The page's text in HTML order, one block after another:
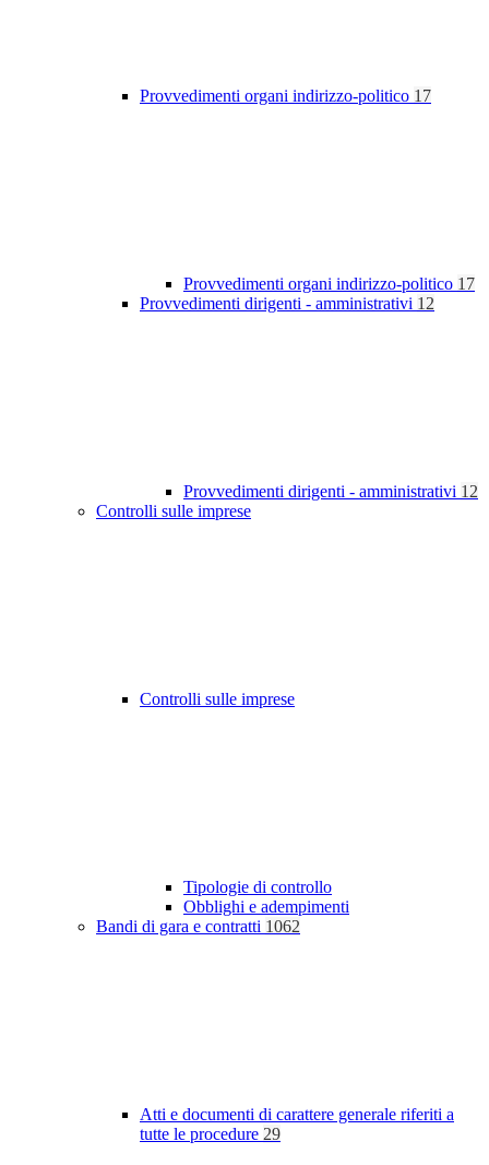
Provvedimenti organi indirizzo-politico 17
Provvedimenti organi indirizzo-politico 17
Provvedimenti dirigenti - amministrativi 12
Provvedimenti dirigenti - amministrativi 12
Controlli sulle imprese
Controlli sulle imprese
Tipologie di controllo
Obblighi e adempimenti
Bandi di gara e contratti 1062
Atti e documenti di carattere generale riferiti a
tutte le procedure 29